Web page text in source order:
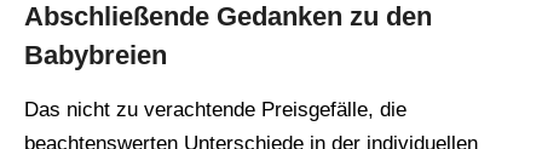
Abschließende Gedanken zu den
Babybreien
Das nicht zu verachtende Preisgefälle, die
beachtenswerten Unterschiede in der individuellen